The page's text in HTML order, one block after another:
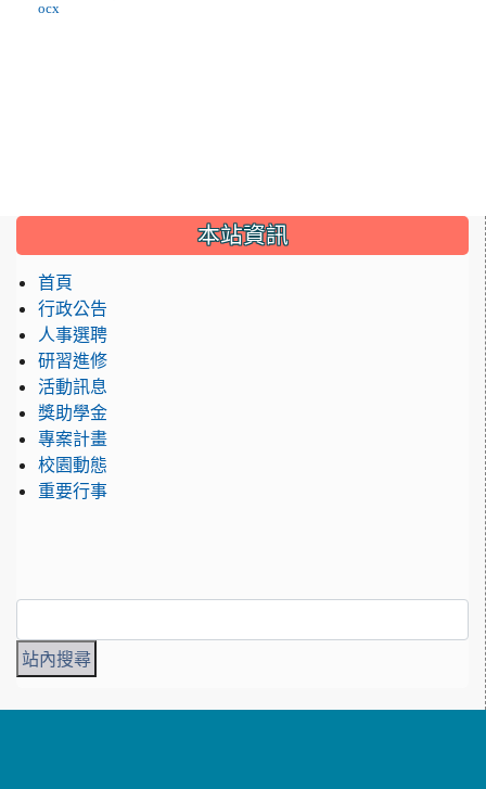
ocx
::: 本站資訊
首頁
行政公告
人事選聘
研習進修
活動訊息
獎助學金
專案計畫
校園動態
重要行事